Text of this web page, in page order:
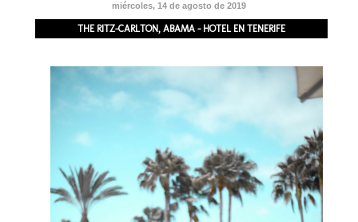
miércoles, 14 de agosto de 2019
THE RITZ-CARLTON, ABAMA - HOTEL EN TENERIFE